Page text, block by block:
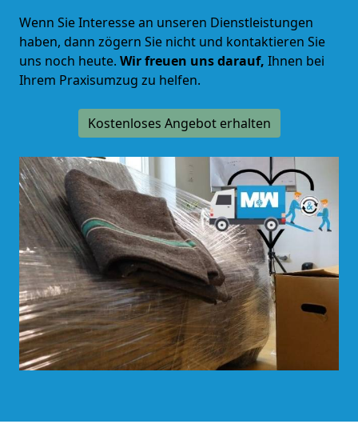
Wenn Sie Interesse an unseren Dienstleistungen
haben, dann zögern Sie nicht und kontaktieren Sie
uns noch heute. Wir freuen uns darauf, Ihnen bei
Ihrem Praxisumzug zu helfen.
Kostenloses Angebot erhalten